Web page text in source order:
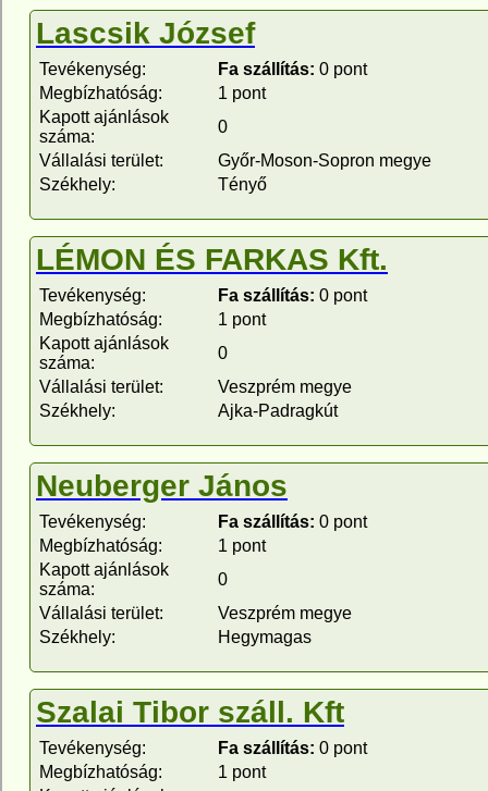
Lascsik József
Tevékenység: Fa szállítás: 0 pont
Megbízhatóság:
1 pont
Kapott ajánlások
száma:
0
Vállalási terület:
Győr-Moson-Sopron megye
Székhely:
Tényő
LÉMON ÉS FARKAS Kft.
Tevékenység: Fa szállítás: 0 pont
Megbízhatóság:
1 pont
Kapott ajánlások
száma:
0
Vállalási terület:
Veszprém megye
Székhely:
Ajka-Padragkút
Neuberger János
Tevékenység: Fa szállítás: 0 pont
Megbízhatóság:
1 pont
Kapott ajánlások
száma:
0
Vállalási terület:
Veszprém megye
Székhely:
Hegymagas
Szalai Tibor száll. Kft
Tevékenység: Fa szállítás: 0 pont
Megbízhatóság:
1 pont